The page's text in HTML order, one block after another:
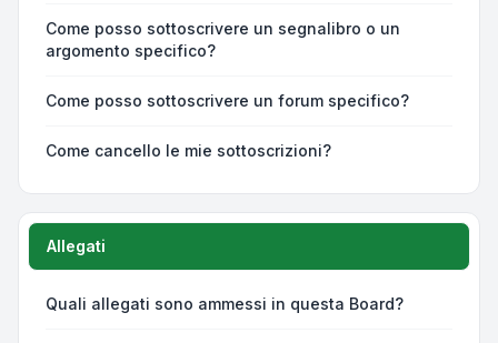
Come posso sottoscrivere un segnalibro o un
argomento specifico?
Come posso sottoscrivere un forum specifico?
Come cancello le mie sottoscrizioni?
Allegati
Quali allegati sono ammessi in questa Board?